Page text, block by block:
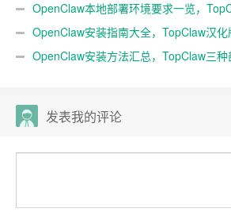
微信OpenClaw本地部署环境要求一览，
连微信教程
OpenClaw安装指南大全，TopClaw汉
程 OpenClaw安装方法汇总，TopClaw三
发表我的评论